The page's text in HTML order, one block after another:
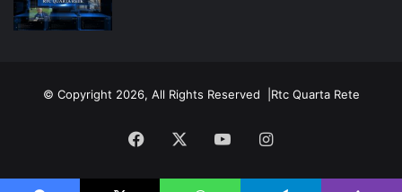
© Copyright 2026, All Rights Reserved | Rtc Quarta Rete
Facebook You
Tube
Instagram